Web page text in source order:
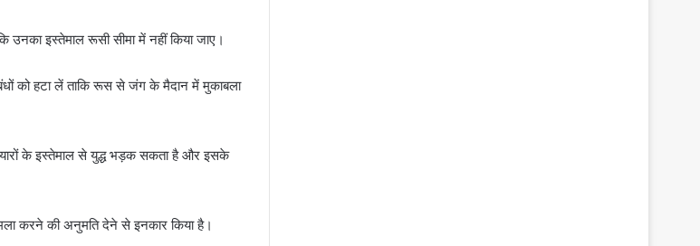
उनका इस्तेमाल रूसी सीमा में नहीं किया जाए।
को हटा लें ताकि रूस से जंग के मैदान में मुकाबला
के इस्तेमाल से युद्ध भड़क सकता है और इसके
करने की अनुमति देने से इनकार किया है।